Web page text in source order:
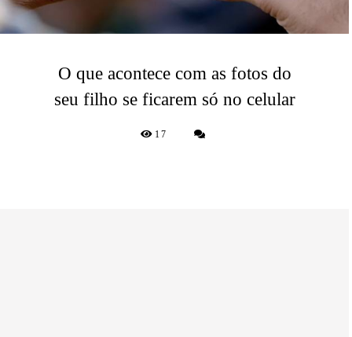
O que acontece com as fotos do
seu filho se ficarem só no celular
17